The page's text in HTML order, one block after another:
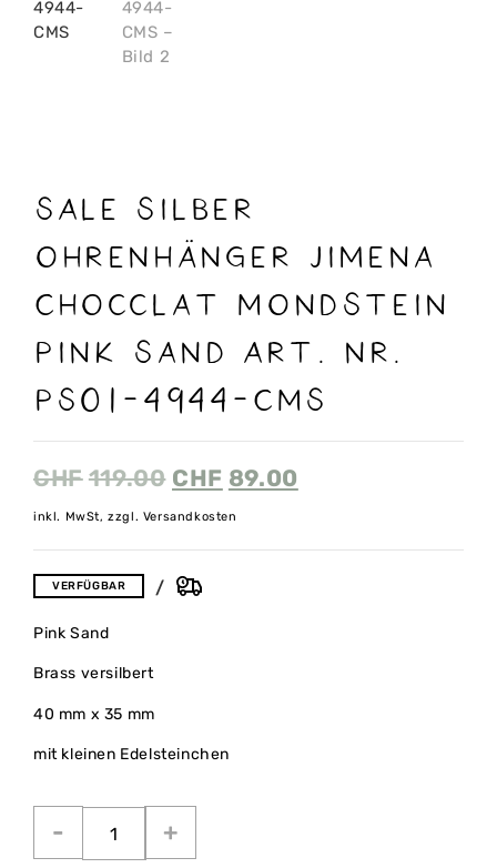
SALE Silber
Ohrenhänger Jimena
Chocclat Mondstein
Pink Sand Art. Nr.
PS01-4944-CMS
CHF 119.00 CHF 89.00
inkl. MwSt, zzgl. Versandkosten
VERFÜGBAR
Pink Sand
Brass versilbert
40 mm x 35 mm
mit kleinen Edelsteinchen